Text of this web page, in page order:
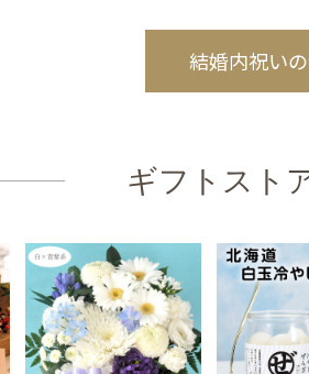
結婚内祝い
ギフトスト